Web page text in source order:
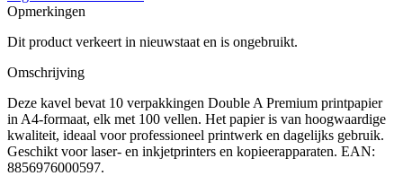
Opmerkingen
Dit product verkeert in nieuwstaat en is ongebruikt.
Omschrijving
Deze kavel bevat 10 verpakkingen Double A Premium printpapier
in A4-formaat, elk met 100 vellen. Het papier is van hoogwaardige
kwaliteit, ideaal voor professioneel printwerk en dagelijks gebruik.
Geschikt voor laser- en inkjetprinters en kopieerapparaten. EAN:
8856976000597.